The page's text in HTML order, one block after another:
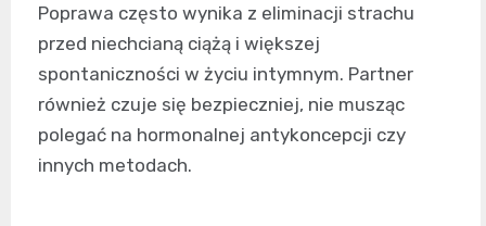
Poprawa często wynika z eliminacji strachu
przed niechcianą ciążą i większej
spontaniczności w życiu intymnym. Partner
również czuje się bezpieczniej, nie musząc
polegać na hormonalnej antykoncepcji czy
innych metodach.